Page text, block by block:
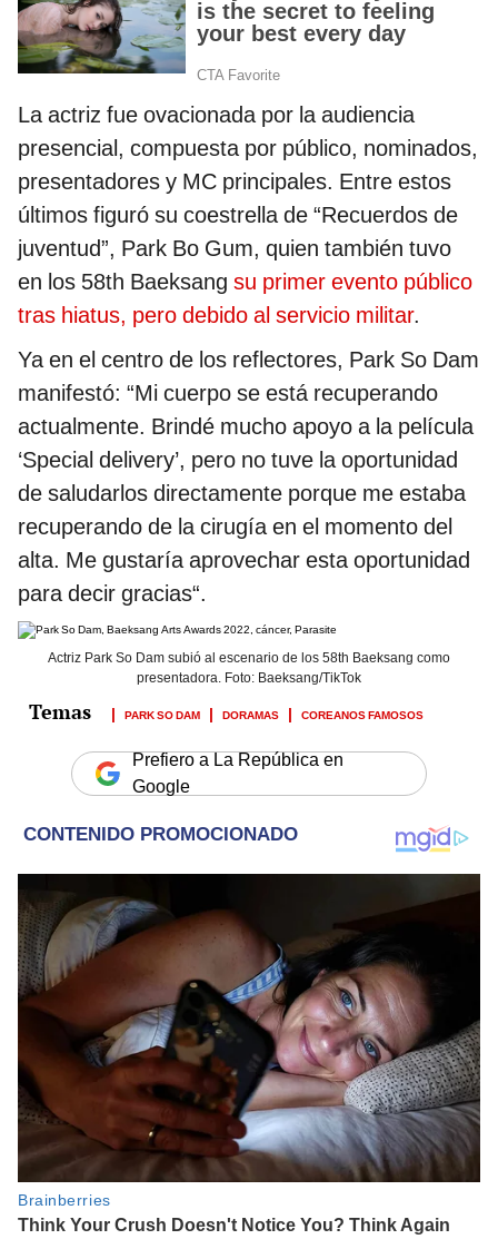
La actriz fue ovacionada por la audiencia
presencial, compuesta por público, nominados,
presentadores y MC principales. Entre estos
últimos figuró su coestrella de “Recuerdos de
juventud”, Park Bo Gum, quien también tuvo
en los 58th Baeksang su primer evento público
tras hiatus, pero debido al servicio militar.
Ya en el centro de los reflectores, Park So Dam
manifestó: “Mi cuerpo se está recuperando
actualmente. Brindé mucho apoyo a la película
‘Special delivery’, pero no tuve la oportunidad
de saludarlos directamente porque me estaba
recuperando de la cirugía en el momento del
alta. Me gustaría aprovechar esta oportunidad
para decir gracias“.
Actriz Park So Dam subió al escenario de los 58th Baeksang como
presentadora. Foto: Baeksang/TikTok
PARK SO DAM DORAMAS COREANOS FAMOSOS
Prefiero a La República en
Google